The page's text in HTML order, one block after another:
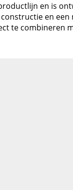
en is
en een
te combineren